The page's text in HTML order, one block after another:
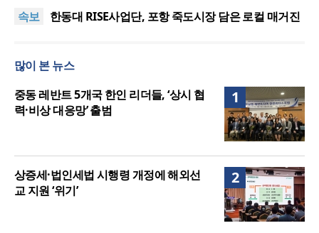
속보
여”
한동대 RISE사업단, 포항 죽도시장 담은 로컬 매거진
느헤미야 연합기도회, ‘왕의 기도’로 나라·한국교회·다
세기총 “자유를 지키며 하나 된 희망의 미래를 향하
여”
많이 본 뉴스
1
중동 레반트 5개국 한인 리더들, ‘상시 협
력·비상 대응망’ 출범
2
상증세·법인세법 시행령 개정에 해외선
교 지원 ‘위기’